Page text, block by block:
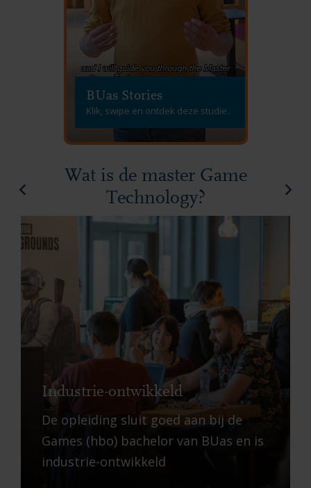
BUas Stories
Klik, swipe en ontdek deze studie.
Wat is de master Game
Technology?
Industrie-ontwikkeld
De opleiding sluit goed aan bij de
Games (hbo) bachelor van BUas en is
industrie-ontwikkeld